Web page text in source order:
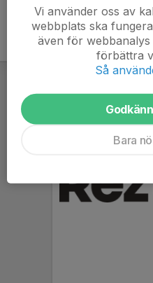
Vi använder oss av
webbplats ska
även för
förbättra
Så
Bara